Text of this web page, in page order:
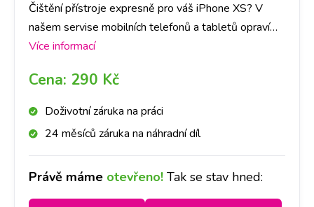
Čištění přístroje expresně pro váš iPhone XS? V
našem servise mobilních telefonů a tabletů opravíme
na Apple jakoukoli závadu rychle a na počkání. Na
sklady dílů, tak abyste ještě DNES měli svůj iPhone
XS opravený v Praze, Brně, Ostravě, Olomouci a
Více informací
Cena: 290 Kč
Doživotní záruka na práci
24 měsíců záruka na náhradní díl
Právě máme otevřeno! Tak se stav hned: